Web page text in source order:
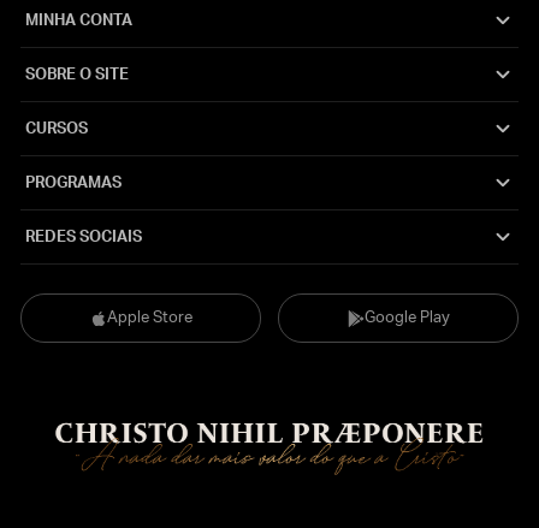
Apple Store Google Play
MINHA CONTA
SOBRE O SITE
CURSOS
PROGRAMAS
REDES SOCIAIS